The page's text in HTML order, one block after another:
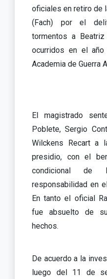
oficiales en retiro de
(Fach) por el
tormentos a
ocurridos en el
Academia de Guerra
El magistrado
Poblete, Sergio
Wilckens Recart a
presidio, con el
condicional
responsabilidad en
En tanto el oficial
fue absuelto de
hechos.
De acuerdo a la
luego del 11 de